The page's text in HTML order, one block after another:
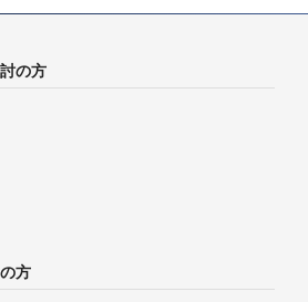
の方
方